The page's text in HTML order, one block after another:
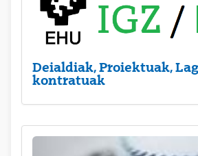
Deialdiak, Proiektuak,
kontratuak